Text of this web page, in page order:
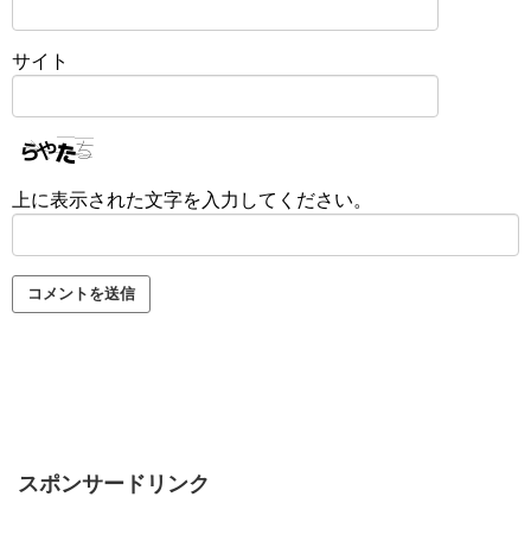
サイト
上に表示された文字を入力してください。
スポンサードリンク